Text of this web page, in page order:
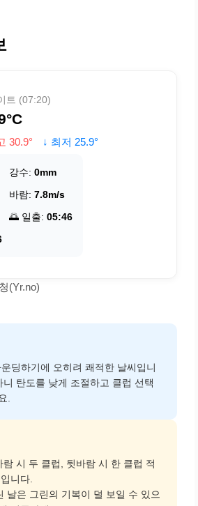
트 (07:20)
30.9° ↓ 최저 25.9°
강수: 0mm
바람: 7.8m/s
🌅 일출: 05:46
(Yr.no)
딩하기에 오히려 쾌적한 날씨입니
탄도를 낮게 조절하고 클럽 선택
.
시 두 클럽, 뒷바람 시 한 클럽 적
니다.
날은 그린의 기복이 덜 보일 수 있으